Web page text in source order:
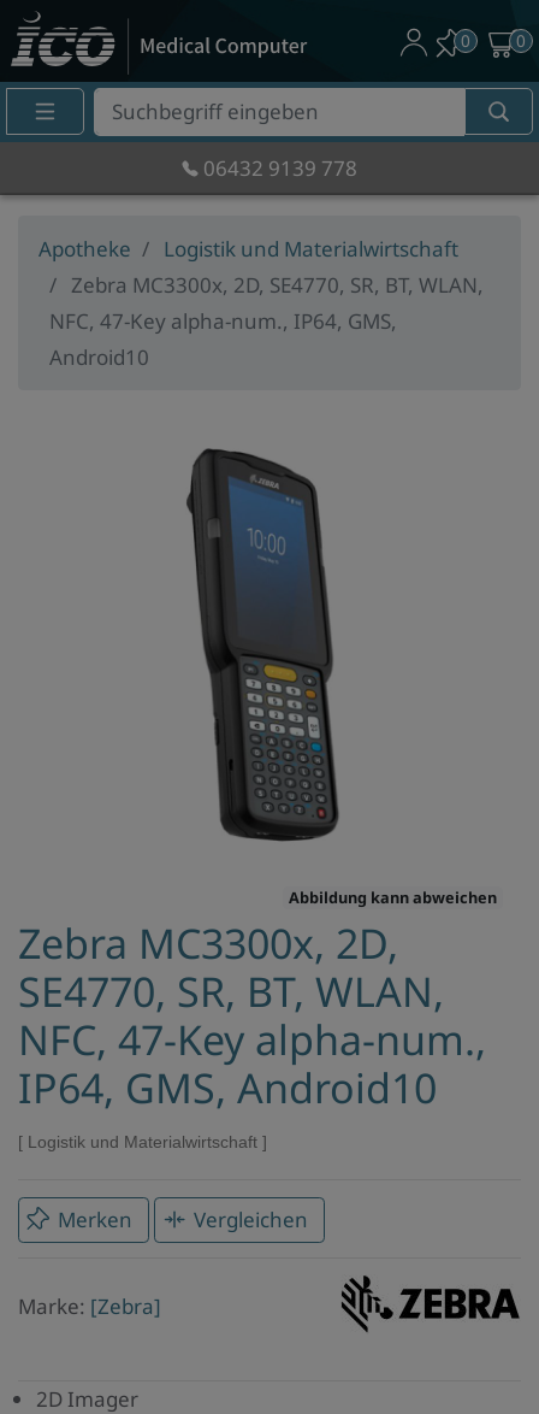
Suche
Eingabefeld
0 0
06432 9139 778
Apotheke
Logistik und Materialwirtschaft
Zebra MC3300x, 2D, SE4770, SR, BT, WLAN,
NFC, 47-Key alpha-num., IP64, GMS,
Android10
Abbildung kann abweichen
Zebra MC3300x, 2D,
SE4770, SR, BT, WLAN,
NFC, 47-Key alpha-num.,
IP64, GMS, Android10
Logistik und Materialwirtschaft
Merken Vergleichen
Marke: [Zebra]
Marke
Zebra
2D Imager